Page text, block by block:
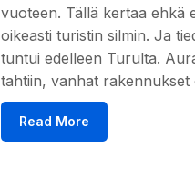
vuoteen. Tällä kertaa ehkä
oikeasti turistin silmin. Ja
tuntui edelleen Turulta.
tahtiin, vanhat
Read More